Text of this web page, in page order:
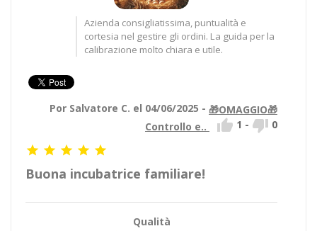
Azienda consigliatissima, puntualità e
cortesia nel gestire gli ordini. La guida per la
calibrazione molto chiara e utile.
Por Salvatore C. el 04/06/2025 - 🎁OMAGGIO🎁
Controllo e..
 1 -  0
    
Buona incubatrice familiare!
Qualità